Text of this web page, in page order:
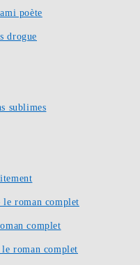
poète
drogue
sublimes
roman complet
complet
roman complet